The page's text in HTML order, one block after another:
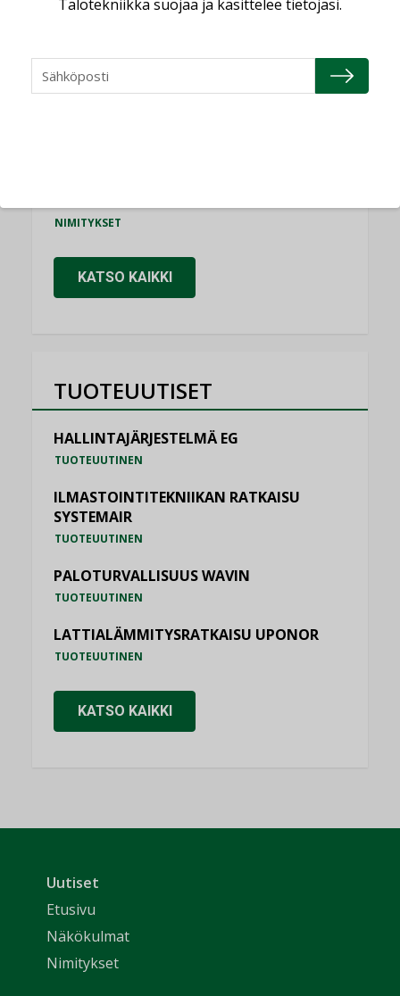
Refair
NIMITYKSET
KATSO KAIKKI
TUOTEUUTISET
HALLINTAJÄRJESTELMÄ EG
TUOTEUUTINEN
ILMASTOINTITEKNIIKAN RATKAISU
SYSTEMAIR
TUOTEUUTINEN
PALOTURVALLISUUS WAVIN
TUOTEUUTINEN
LATTIALÄMMITYSRATKAISU UPONOR
TUOTEUUTINEN
KATSO KAIKKI
Uutiset
Etusivu
Näkökulmat
Nimitykset
Talotekniikka suojaa ja käsittelee tietojasi.